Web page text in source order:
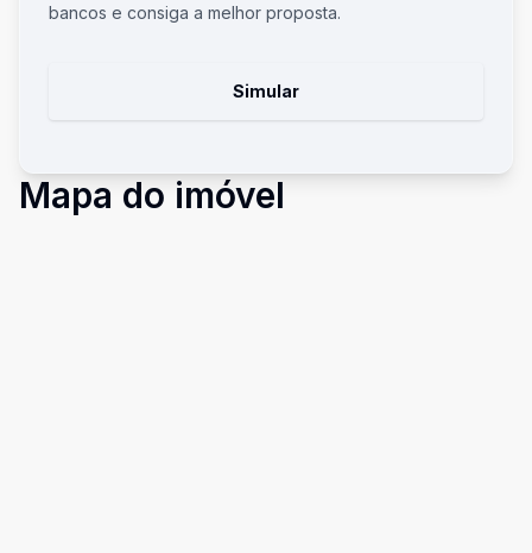
bancos e consiga a melhor proposta.
Simular
Mapa do imóvel